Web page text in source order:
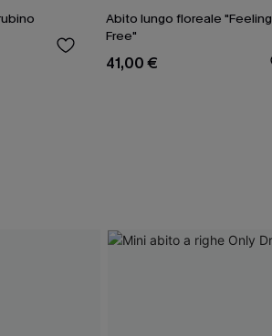
Abito lungo floreale "Feeling
Free"
41,00 €